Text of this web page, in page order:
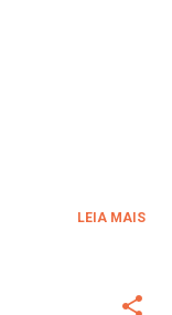
LEIA MAIS